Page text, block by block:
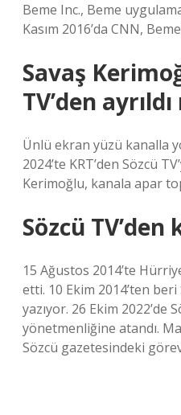
Beme Inc., Beme
Kasım 2016’da CNN,
Savaş
TV’den ayrıldı
Ünlü ekran yüzü kanalla
2024’te KRT’den Sözcü
Kerimoğlu, kanala apar
Sözcü
15 Ağustos 2014’te
etti. 10 Ekim 2014’ten
yazıyor. 26 Ekim 2022’de
yönetmenliğine atandı.
Sözcü gazetesindeki